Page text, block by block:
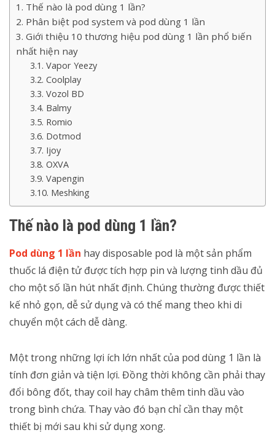
Thế nào là pod dùng 1 lần?
Phân biệt pod system và pod dùng 1 lần
Giới thiệu 10 thương hiệu pod dùng 1 lần phổ biến
nhất hiện nay
Vapor Yeezy
Coolplay
Vozol BD
Balmy
Romio
Dotmod
Ijoy
OXVA
Vapengin
Meshking
Thế nào là pod dùng 1 lần?
Pod dùng 1 lần hay disposable pod là một sản phẩm
thuốc lá điện tử được tích hợp pin và lượng tinh dầu đủ
cho một số lần hút nhất định. Chúng thường được thiết
kế nhỏ gọn, dễ sử dụng và có thể mang theo khi di
chuyển một cách dễ dàng.
Một trong những lợi ích lớn nhất của pod dùng 1 lần là
tính đơn giản và tiện lợi. Đồng thời không cần phải thay
đổi bông đốt, thay coil hay châm thêm tinh dầu vào
trong bình chứa. Thay vào đó bạn chỉ cần thay một
thiết bị mới sau khi sử dụng xong.